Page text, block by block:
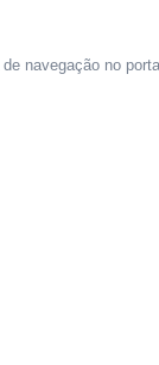
navegação no